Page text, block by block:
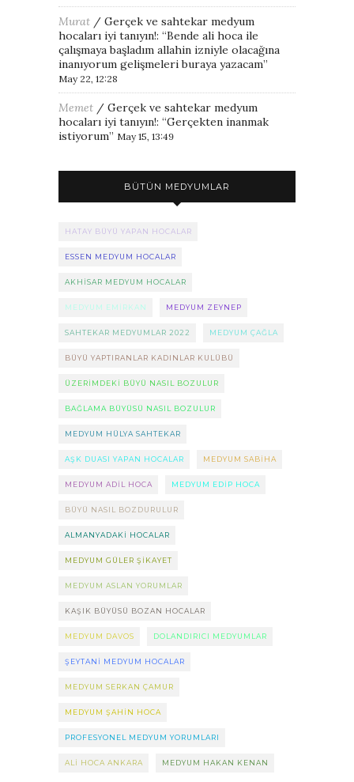
Murat / Gerçek ve sahtekar medyum
hocaları iyi tanıyın!: “Bende ali hoca ile
çalışmaya başladım allahin izniyle olacağına
inanıyorum gelişmeleri buraya yazacam”
May 22, 12:28
Memet / Gerçek ve sahtekar medyum
hocaları iyi tanıyın!: “Gerçekten inanmak
istiyorum” May 15, 13:49
BÜTÜN MEDYUMLAR
HATAY BÜYÜ YAPAN HOCALAR
ESSEN MEDYUM HOCALAR
AKHISAR MEDYUM HOCALAR
MEDYUM EMIRKAN MEDYUM ZEYNEP
SAHTEKAR MEDYUMLAR 2022 MEDYUM ÇAĞLA
BÜYÜ YAPTIRANLAR KADINLAR KULÜBÜ
ÜZERIMDEKI BÜYÜ NASIL BOZULUR
BAĞLAMA BÜYÜSÜ NASIL BOZULUR
MEDYUM HÜLYA SAHTEKAR
AŞK DUASI YAPAN HOCALAR MEDYUM SABIHA
MEDYUM ADIL HOCA MEDYUM EDIP HOCA
BÜYÜ NASIL BOZDURULUR
ALMANYADAKI HOCALAR
MEDYUM GÜLER ŞIKAYET
MEDYUM ASLAN YORUMLAR
KAŞIK BÜYÜSÜ BOZAN HOCALAR
MEDYUM DAVOS DOLANDIRICI MEDYUMLAR
ŞEYTANI MEDYUM HOCALAR
MEDYUM SERKAN ÇAMUR
MEDYUM ŞAHIN HOCA
PROFESYONEL MEDYUM YORUMLARI
ALI HOCA ANKARA MEDYUM HAKAN KENAN